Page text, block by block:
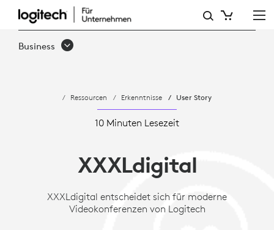
FALLSTUDIE:
XXXLDIGITAL
MODERNE
VIDEOKONFERENZEN
LOGITECH
Business
Ressourcen Erkenntnisse User Story
10 Minuten Lesezeit
XXXLdigital
XXXLdigital entscheidet sich für moderne
Videokonferenzen von Logitech